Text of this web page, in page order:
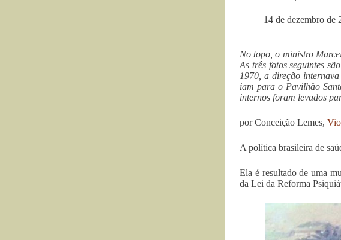
14 de dezembro de
No topo, o ministro
As três fotos seguintes
1970, a direção
iam para o Pavilhão
internos foram levados
por Conceição Lemes,
A política brasileira de
Ela é resultado de uma
da Lei da Reforma